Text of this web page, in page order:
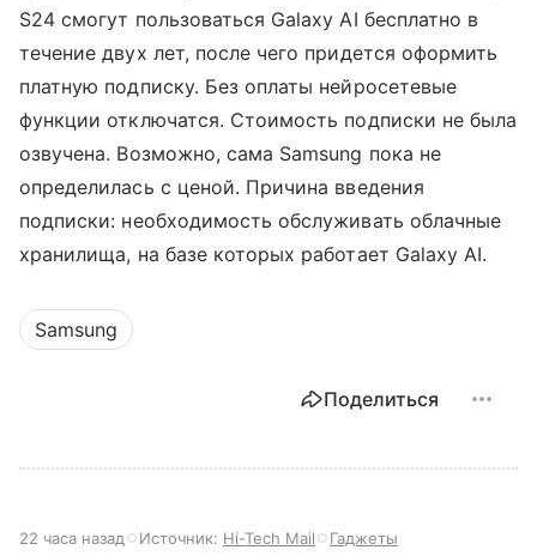
S24 смогут пользоваться Galaxy AI бесплатно в
течение двух лет, после чего придется оформить
платную подписку. Без оплаты нейросетевые
функции отключатся. Стоимость подписки не была
озвучена. Возможно, сама Samsung пока не
определилась с ценой. Причина введения
подписки: необходимость обслуживать облачные
хранилища, на базе которых работает Galaxy AI.
Samsung
Поделиться
22 часа назад Источник: Hi-Tech Mail Гаджеты